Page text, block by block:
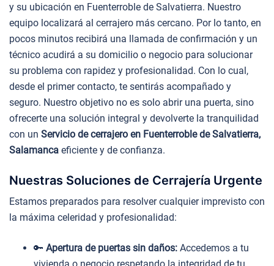
y su ubicación en Fuenterroble de Salvatierra. Nuestro
equipo localizará al cerrajero más cercano. Por lo tanto, en
pocos minutos recibirá una llamada de confirmación y un
técnico acudirá a su domicilio o negocio para solucionar
su problema con rapidez y profesionalidad. Con lo cual,
desde el primer contacto, te sentirás acompañado y
seguro. Nuestro objetivo no es solo abrir una puerta, sino
ofrecerte una solución integral y devolverte la tranquilidad
con un Servicio de cerrajero en Fuenterroble de Salvatierra,
Salamanca eficiente y de confianza.
Nuestras Soluciones de Cerrajería Urgente
Estamos preparados para resolver cualquier imprevisto con
la máxima celeridad y profesionalidad:
🔑 Apertura de puertas sin daños: Accedemos a tu